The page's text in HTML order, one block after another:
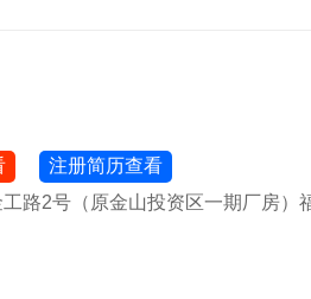
注册简历查看
路2号（原金山投资区一期厂房）